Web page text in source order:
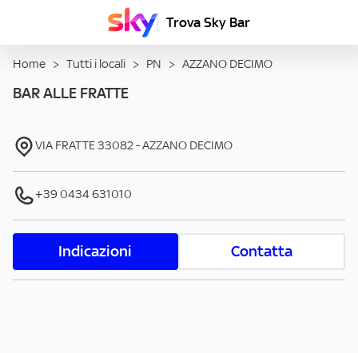
Trova Sky Bar
Home > Tutti i locali > PN > AZZANO DECIMO
BAR ALLE FRATTE
VIA FRATTE33082-AZZANO DECIMO
+39 0434 631010
Indicazioni Contatta